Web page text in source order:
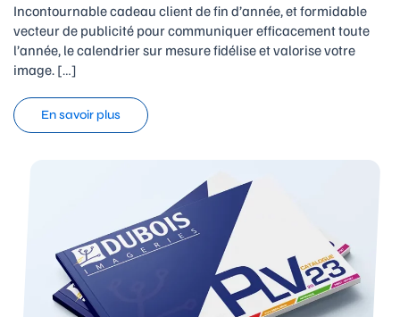
Incontournable cadeau client de fin d’année, et formidable
vecteur de publicité pour communiquer efficacement toute
l’année, le calendrier sur mesure fidélise et valorise votre
image. […]
En savoir plus